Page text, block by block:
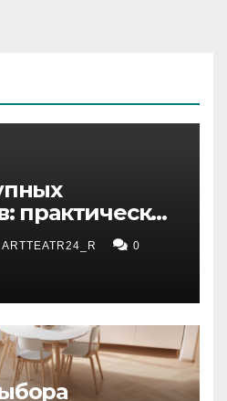
практические
ARTTEATR24_R 0